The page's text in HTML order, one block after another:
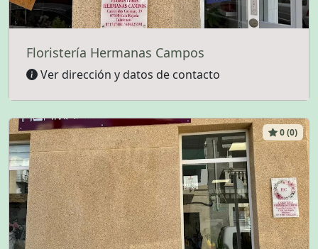
Floristería Hermanas Campos
Ver dirección y datos de contacto
0 (0)